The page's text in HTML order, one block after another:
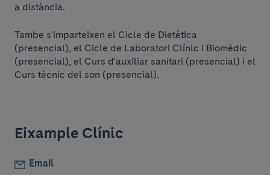
a distància.
Tambe s'imparteixen el Cicle de Dietètica
(presencial), el Cicle de Laboratori Clínic i Biomèdic
(presencial), el Curs d'auxiliar sanitari (presencial) i el
Curs tècnic del son (presencial).
Eixample Clínic
Email